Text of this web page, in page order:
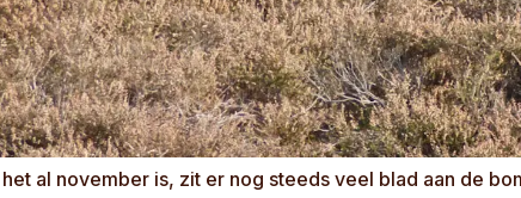
al november is, zit er nog steeds veel blad aan de